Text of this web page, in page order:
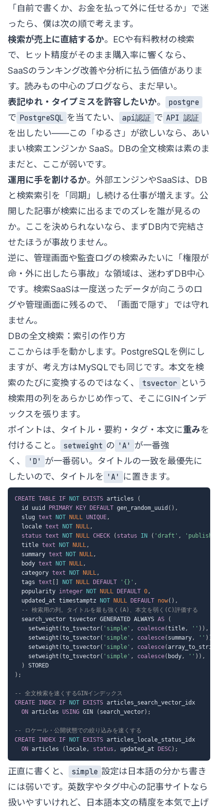
「自前で書くか、お金を払って外に任せるか」で迷
ったら、僕は次の順で考えます。
検索が売上に直結するか。ECや有料教材の検索
で、ヒット精度がそのまま購入率に響くなら、
SaaSのランキング改善や分析に払う価値がありま
す。読みもの中心のブログなら、まだ早い。
表記ゆれ・タイプミスを許容したいか。
postgre
で PostgreSQL を当てたい、 api認証 で API 認証
を出したい——この「ゆるさ」が欲しいなら、あい
まい検索エンジンか SaaS。DBの全文検索は素のま
まだと、ここが弱いです。
運用に手を割けるか。外部エンジンやSaaSは、DB
と検索索引を「同期」し続ける仕事が増えます。公
開した記事が検索に出るまでのズレを誰が見るの
か。ここを決められないなら、まずDB内で完結さ
せたほうが事故りません。
逆に、管理画面や監査ログの検索みたいに「権限が
命・外に出したら事故」な領域は、迷わずDB中心
です。検索SaaSは一度送ったデータが向こうのロ
グや管理画面に残るので、「画面で隠す」では守れ
ません。
DBの全文検索：索引の作り方
ここからは手を動かします。PostgreSQLを例にし
ますが、考え方はMySQLでも同じです。本文を検
索のたびに変換するのではなく、
tsvector という
検索用の列をあらかじめ作って、そこにGINインデ
ックスを張ります。
ポイントは、タイトル・要約・タグ・本文に重みを
付けること。
setweight の 'A' が一番強
く、
'D' が一番弱い。タイトルの一致を最優先に
したいので、タイトルを 'A' に置きます。
CREATE TABLE IF NOT EXISTS articles
(
  id uuid
PRIMARY KEY DEFAULT gen_random_uuid ( ) ,
  slug
text NOT NULL UNIQUE,
  locale
text NOT NULL,
status text NOT NULL CHECK ( status IN ( 'draft' ,
  title
text NOT NULL,
  summary
text NOT NULL,
  body
text NOT NULL,
  category
text NOT NULL,
  tags
text NOT NULL DEFAULT '{}' ,
  popularity
integer NOT NULL DEFAULT 0,
  updated_at timestamptz
NOT NULL DEFAULT now( ) ,
-- 検索用の列。タイトルを最も強く(A)、本文を弱く(C)評価する
  search_vector tsvector GENERATED ALWAYS
AS
(
    setweight
(to_tsvector( 'simple' , coalesce(title, '' ) ) ,
    setweight
(to_tsvector( 'simple' , coalesce( summary, '' ) )
    setweight
(to_tsvector( 'simple' , coalesce(
    setweight
(to_tsvector( 'simple' , coalesce( body, '' ) ) ,
)
) ;
-- 全文検索を速くするGINインデックス
CREATE INDEX IF NOT EXISTS articles_search_vector_idx
ON articles USING GIN ( search_vector) ;
-- ロケール・公開状態での絞り込みを速くする
CREATE INDEX IF NOT EXISTS articles_locale_status_idx
ON articles ( locale, status , updated_at DESC) ;
正直に書くと、 simple 設定は日本語の分かち書き
には弱いです。英数字やタグ中心の記事サイトなら
扱いやすいけれど、日本語本文の精度を本気で上げ